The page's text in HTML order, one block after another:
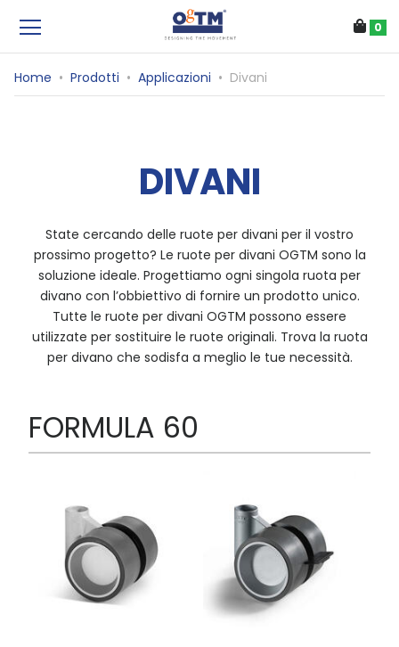
0
Home • Prodotti • Applicazioni • Divani
DIVANI
State cercando delle ruote per divani per il vostro
prossimo progetto? Le ruote per divani OGTM sono la
soluzione ideale. Progettiamo ogni singola ruota per
divano con l’obbiettivo di fornire un prodotto unico.
Tutte le ruote per divani OGTM possono essere
utilizzate per sostituire le ruote originali. Trova la ruota
per divano che sodisfa a meglio le tue necessità.
FORMULA 60